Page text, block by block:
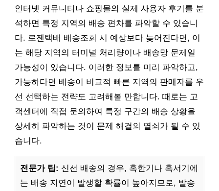
인터넷 커뮤니티나 쇼핑몰의 실제 사용자 후기를 분
석하면 특정 지역의 배송 편차를 파악할 수 있습니
다. 로젠택배 배송조회 시 예상보다 늦어진다면, 이
는 해당 지역의 터미널 처리량이나 배송망 문제일
가능성이 있습니다. 이러한 정보를 미리 파악하고,
가능하다면 배송이 비교적 빠른 지역의 판매자를 우
선 선택하는 전략도 고려해볼 만합니다. 때로는 고
객센터에 직접 문의하여 특정 구간의 배송 상황을
상세히 파악하는 것이 문제 해결의 열쇠가 될 수 있
습니다.
전문가 팁: 신선 배송의 경우, 혹한기나 혹서기에
는 배송 지연이 발생할 확률이 높아지므로, 발송